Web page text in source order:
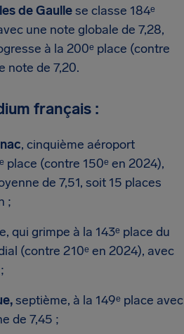
de Gaullese classe 184ᵉ
une note globale de 7,28,
à la 200ᵉ place (contre
note de 7,20.
français :
, cinquième aéroport
place (contre 150ᵉ en 2024),
de 7,51, soit 15 places
;
qui grimpe à la 143ᵉ place du
(contre 210ᵉ en 2024), avec
septième, à la 149ᵉ place avec
de 7,45 ;